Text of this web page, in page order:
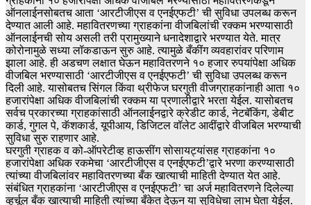
ऑनलाईनसोबतच आता ‘आरटीजीएस व एनईएफटी’ ची सुविधा उपलब्ध करून
देण्यात आली आहे. महावितरणच्या ग्राहकांना वीजबिलांची रक्कम भरण्यासाठी
ऑनलाईनची सोय असली तरी प्रामुख्याने धनादेशाद्वारे भरण्यात येते. मात्र
कोरोनामुळे सध्या लॉकडाऊन सुरु आहे. त्यामुळे बँकींग व्यवहारांवर परिणाम
झाला आहे. ही अडचण लक्षात घेऊन महावितरणने १० हजार रुपयांपेक्षा अधिक
वीजबिल भरण्यासाठी ‘आरटीजीएस व एनईएफटी’ ची सुविधा उपलब्ध करून
दिली आहे. यासोबतच सिंगल किंवा थ्रीफेज घरगुती वीजग्राहकांनाही आता १०
हजारांपेक्षा अधिक वीजबिलांची रक्कम या प्रणालीद्वारे भरता येईल. यासोबतच
सर्वच प्रकारच्या ग्राहकांसाठी ऑनलाईनद्वारे क्रेडीट कार्ड, नेटबॅकिंग, डेबीट
कार्ड, गुगल पे, कॅशकार्ड, यूपीआय, डिजिटल वॉलेट आदींद्वारे वीजबिल भरण्याची
सुविधा सुरु राहणार आहे.
घरगुती ग्राहक व को-ऑपरेटीव्ह हाऊसींग सोसायट्यांसह ग्राहकांना १०
हजारांपेक्षा अधिक रकमेचा ‘आरटीजीएस व एनईएफटी’द्वारे भरणा करण्यासाठी
त्यांच्या वीजबिलांवर महावितरणच्या बँक खात्याची माहिती देण्यात येत आहे.
संबंधित ग्राहकांना ‘आरटीजीएस व एनईएफटी’ चा अर्ज महावितरणने दिलेल्या
व्हर्चूल बँक खात्याची माहिती त्यांच्या बँकेत देऊन या सुविधेचा लाभ घेता येईल.